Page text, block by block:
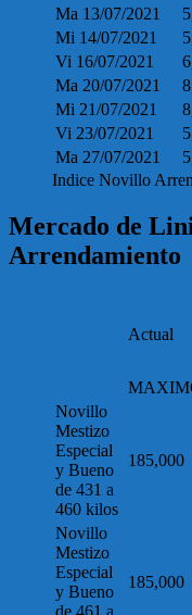
Ma 13/07/2021
Mi 14/07/2021
Vi 16/07/2021
Ma 20/07/2021
Mi 21/07/2021
Vi 23/07/2021
Ma 27/07/2021
Indice Novillo
Mercado de
Arrendamiento
Actual
Novillo
Mestizo
Especial
y Bueno
de 431 a
460 kilos
185,000
Novillo
Mestizo
Especial
y Bueno
de 461 a
185,000